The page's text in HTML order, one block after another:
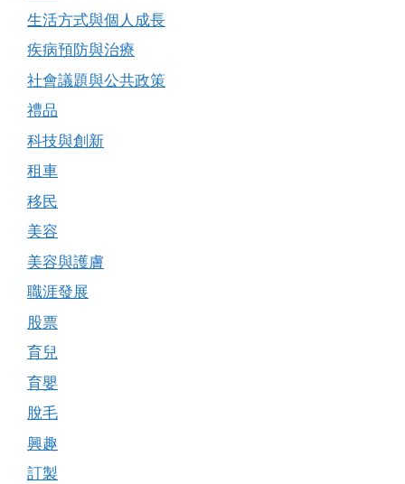
生活方式與個人成長
疾病預防與治療
社會議題與公共政策
禮品
科技與創新
租車
移民
美容
美容與護膚
職涯發展
股票
育兒
育嬰
脫毛
興趣
訂製